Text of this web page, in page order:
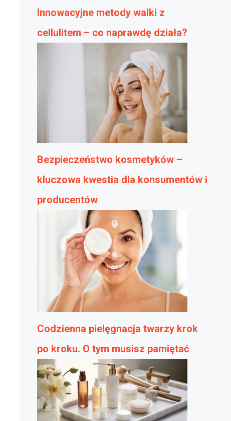
Innowacyjne metody walki z
cellulitem – co naprawdę działa?
Bezpieczeństwo kosmetyków –
kluczowa kwestia dla konsumentów i
producentów
Codzienna pielęgnacja twarzy krok
po kroku. O tym musisz pamiętać